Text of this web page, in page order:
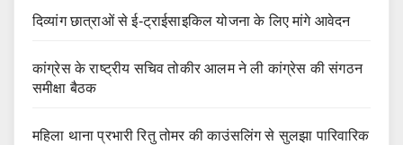
दिव्यांग छात्राओं से ई-ट्राईसाइकिल योजना के लिए मांगे आवेदन
कांग्रेस के राष्ट्रीय सचिव तोकीर आलम ने ली कांग्रेस की संगठन
समीक्षा बैठक
महिला थाना प्रभारी रितु तोमर की काउंसलिंग से सुलझा पारिवारिक